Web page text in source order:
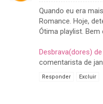
Quando eu era
Romance. Hoje,
Ótima playlist.
Desbrava(dores)
comentarista de
Responder Excluir